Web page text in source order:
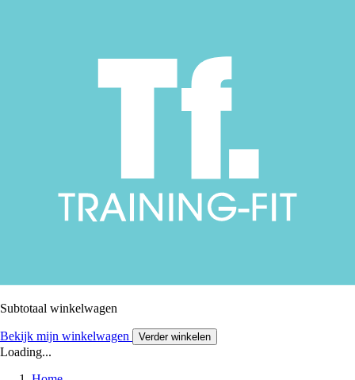
Subtotaal winkelwagen
Bekijk mijn winkelwagen Verder winkelen
Loading...